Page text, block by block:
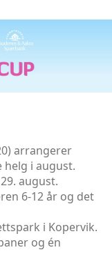
arrangerer
i august.
august.
6-12 år og det
i Kopervik.
og én